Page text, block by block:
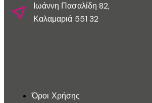
Ιωάννη Πασαλίδη 82,
Καλαμαριά 551 32
Όροι Χρήσης